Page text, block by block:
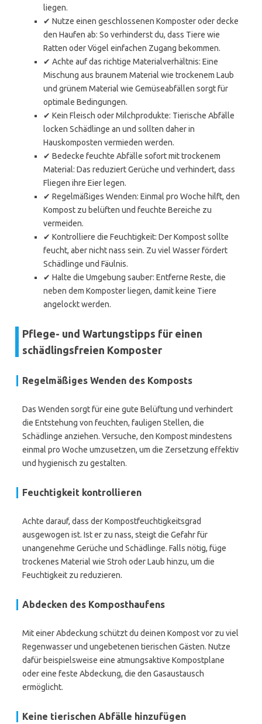
liegen.
✔ Nutze einen geschlossenen Komposter oder decke
den Haufen ab: So verhinderst du, dass Tiere wie
Ratten oder Vögel einfachen Zugang bekommen.
✔ Achte auf das richtige Materialverhältnis: Eine
Mischung aus braunem Material wie trockenem Laub
und grünem Material wie Gemüseabfällen sorgt für
optimale Bedingungen.
✔ Kein Fleisch oder Milchprodukte: Tierische Abfälle
locken Schädlinge an und sollten daher in
Hauskomposten vermieden werden.
✔ Bedecke feuchte Abfälle sofort mit trockenem
Material: Das reduziert Gerüche und verhindert, dass
Fliegen ihre Eier legen.
✔ Regelmäßiges Wenden: Einmal pro Woche hilft, den
Kompost zu belüften und feuchte Bereiche zu
vermeiden.
✔ Kontrolliere die Feuchtigkeit: Der Kompost sollte
feucht, aber nicht nass sein. Zu viel Wasser fördert
Schädlinge und Fäulnis.
✔ Halte die Umgebung sauber: Entferne Reste, die
neben dem Komposter liegen, damit keine Tiere
angelockt werden.
Pflege- und Wartungstipps für einen
schädlingsfreien Komposter
Regelmäßiges Wenden des Komposts
Das Wenden sorgt für eine gute Belüftung und verhindert
die Entstehung von feuchten, fauligen Stellen, die
Schädlinge anziehen. Versuche, den Kompost mindestens
einmal pro Woche umzusetzen, um die Zersetzung effektiv
und hygienisch zu gestalten.
Feuchtigkeit kontrollieren
Achte darauf, dass der Kompostfeuchtigkeitsgrad
ausgewogen ist. Ist er zu nass, steigt die Gefahr für
unangenehme Gerüche und Schädlinge. Falls nötig, füge
trockenes Material wie Stroh oder Laub hinzu, um die
Feuchtigkeit zu reduzieren.
Abdecken des Komposthaufens
Mit einer Abdeckung schützt du deinen Kompost vor zu viel
Regenwasser und ungebetenen tierischen Gästen. Nutze
dafür beispielsweise eine atmungsaktive Kompostplane
oder eine feste Abdeckung, die den Gasaustausch
ermöglicht.
Keine tierischen Abfälle hinzufügen